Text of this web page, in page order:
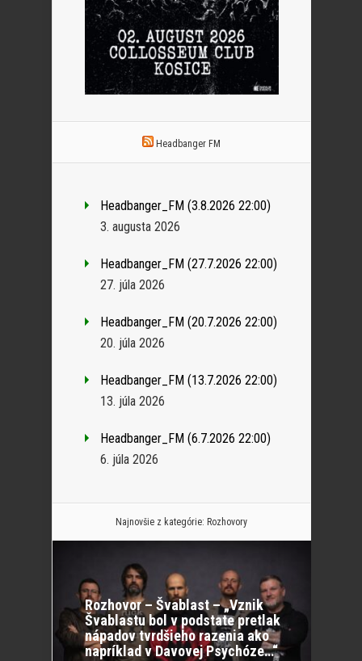
Headbanger FM
Headbanger_FM (3.8.2026 22:00)
3. augusta 2026
Headbanger_FM (27.7.2026 22:00)
27. júla 2026
Headbanger_FM (20.7.2026 22:00)
20. júla 2026
Headbanger_FM (13.7.2026 22:00)
13. júla 2026
Headbanger_FM (6.7.2026 22:00)
6. júla 2026
Najnovšie z kategórie: Rozhovory
Rozhovor – Švablast – „Vznik
Švablastu bol v podstate pretlak
nápadov tvrdšieho razenia ako
napríklad v Davovej Psychóze…“